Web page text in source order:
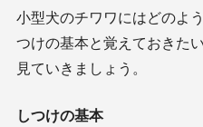
小型犬のチワワにはどのよ
つけの基本と覚えておきた
見ていきましょう。
しつけの基本